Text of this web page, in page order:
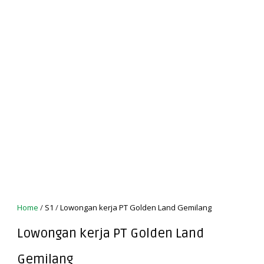
Home / S1 /Lowongan kerja PT Golden Land Gemilang
Lowongan kerja PT Golden Land
Gemilang